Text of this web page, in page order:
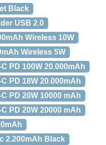
Black
USB 2.0
Wireless 10W
Wireless 5W
PD 100W 20.000mAh
PD 18W 20.000mAh
PD 20W 10000 mAh
PD 20W 20000 mAh
2.200mAh Black